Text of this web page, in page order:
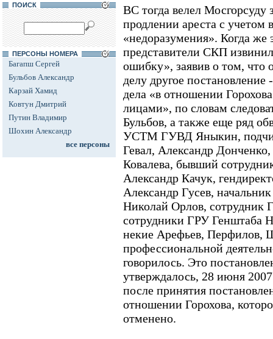
ПОИСК
ПЕРСОНЫ НОМЕРА
Багапш Сергей
Бульбов Александр
Карзай Хамид
Ковтун Дмитрий
Путин Владимир
Шохин Александр
все персоны
ВС тогда велел Мосгорсуду
продлении ареста с учетом
«недоразумения». Когда же
представители СКП
ошибку», заявив о том, что
делу другое постановление
дела «в отношении
лицами», по словам
Бульбов, а также еще ряд
УСТМ ГУВД Яныкин,
Гевал, Александр
Ковалева, бывший
Александр Качук,
Александр Гусев,
Николай Орлов,
сотрудники ГРУ Генштаба
некие Арефьев, Перфилов,
профессиональной
говорилось. Это
утверждалось, 28 июня
после принятия
отношении Горохова,
отменено.